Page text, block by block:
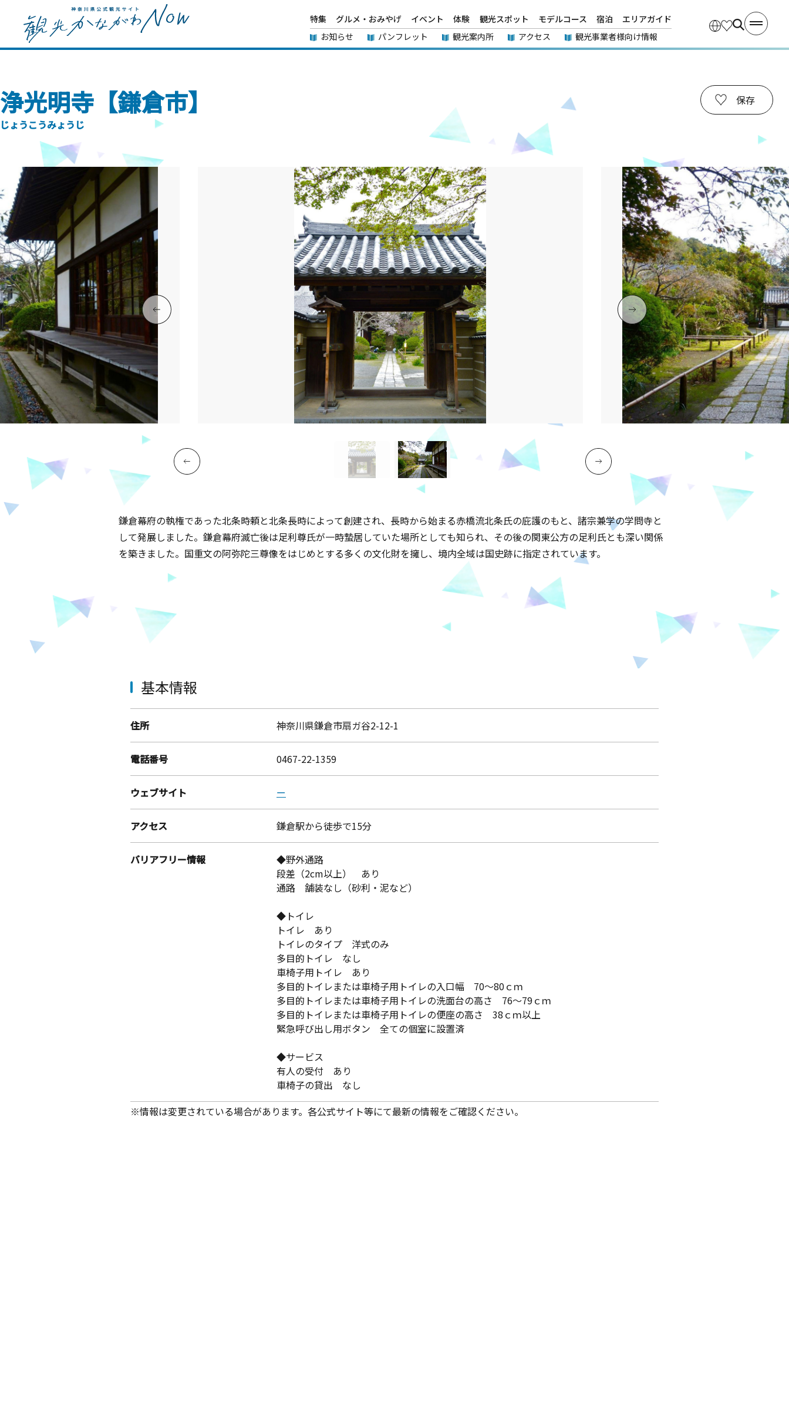
特集 グルメ・おみやげ イベント 体験 観光スポット モデルコース 宿泊
エリアガイド
お知らせ
パンフレット 観光案内所 アクセス 観光事業者様向け情報
浄光明寺【鎌倉市】
じょうこうみょうじ
保存
鎌倉幕府の執権であった北条時頼と北条長時によって創建され、長時から始まる赤橋流北条氏の庇護のもと、諸宗兼学の学問寺と
して発展しました。鎌倉幕府滅亡後は足利尊氏が一時蟄居していた場所としても知られ、その後の関東公方の足利氏とも深い関係
を築きました。国重文の阿弥陀三尊像をはじめとする多くの文化財を擁し、境内全域は国史跡に指定されています。
基本情報
住所 神奈川県鎌倉市扇ガ谷2-12-1
電話番号 0467-22-1359
ウェブサイト ー
アクセス 鎌倉駅から徒歩で15分
バリアフリー情報
◆野外通路
段差（2cm以上） あり
通路 舗装なし（砂利・泥など）
◆トイレ
トイレ あり
トイレのタイプ 洋式のみ
多目的トイレ なし
車椅子用トイレ あり
多目的トイレまたは車椅子用トイレの入口幅 70～80ｃｍ
多目的トイレまたは車椅子用トイレの洗面台の高さ 76～79ｃｍ
多目的トイレまたは車椅子用トイレの便座の高さ 38ｃｍ以上
緊急呼び出し用ボタン 全ての個室に設置済
◆サービス
有人の受付 あり
車椅子の貸出 なし
※情報は変更されている場合があります。各公式サイト等にて最新の情報をご確認ください。